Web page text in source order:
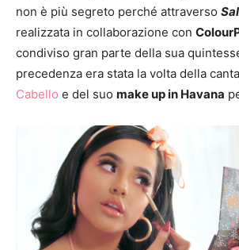
non è più segreto perché attraverso
realizzata in collaborazione con
condiviso gran parte della sua
precedenza era stata la volta della
Cabello e del suo make up in Havana